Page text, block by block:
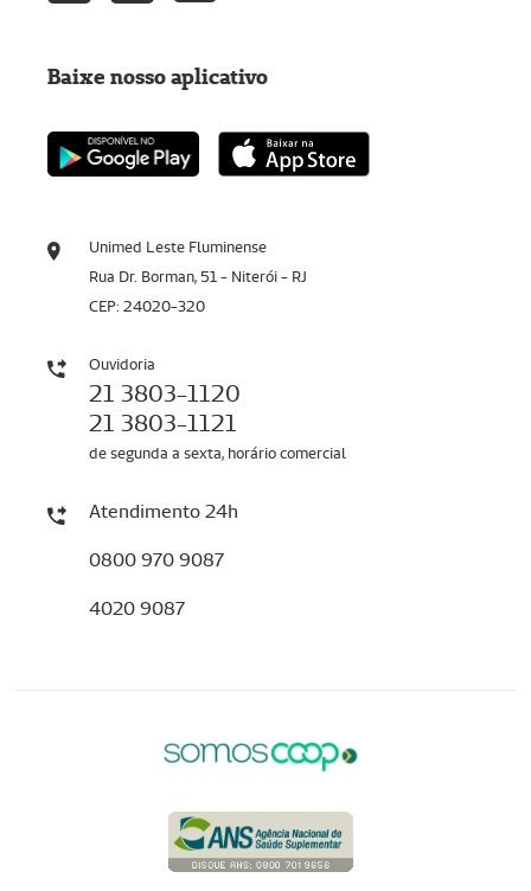
Unimed Leste Fluminense
Rua Dr. Borman, 51 - Niterói - RJ
CEP: 24020-320
Ouvidoria
21 3803-1120
21 3803-1121
de segunda a sexta, horário comercial
Atendimento 24h
0800 970 9087
4020 9087
Baixe nosso aplicativo